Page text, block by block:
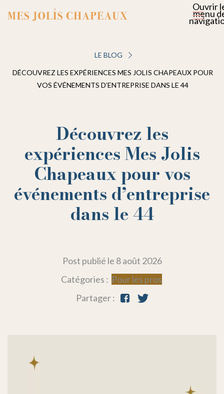
Ouvrir
menu
LE BLOG
DÉCOUVREZ LES EXPÉRIENCES MES JOLIS CHAPEAUX POUR
VOS ÉVÉNEMENTS D’ENTREPRISE DANS LE 44
Découvrez les
expériences Mes Jolis
Chapeaux pour vos
événements d’entreprise
dans le 44
Post publié le 8 août 2026
Catégories : Pour les pros
Partager :